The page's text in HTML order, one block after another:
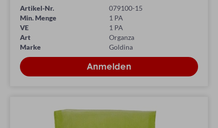
Artikel-Nr.
079100-15
Min. Menge
1 PA
VE
1 PA
Art
Organza
Marke
Goldina